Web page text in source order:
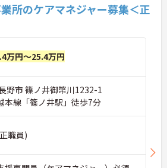
所のケアマネジャー募集＜正
万円～25.4万円
野市 篠ノ井御幣川1232-1
本線「篠ノ井駅」徒歩7分
職員)